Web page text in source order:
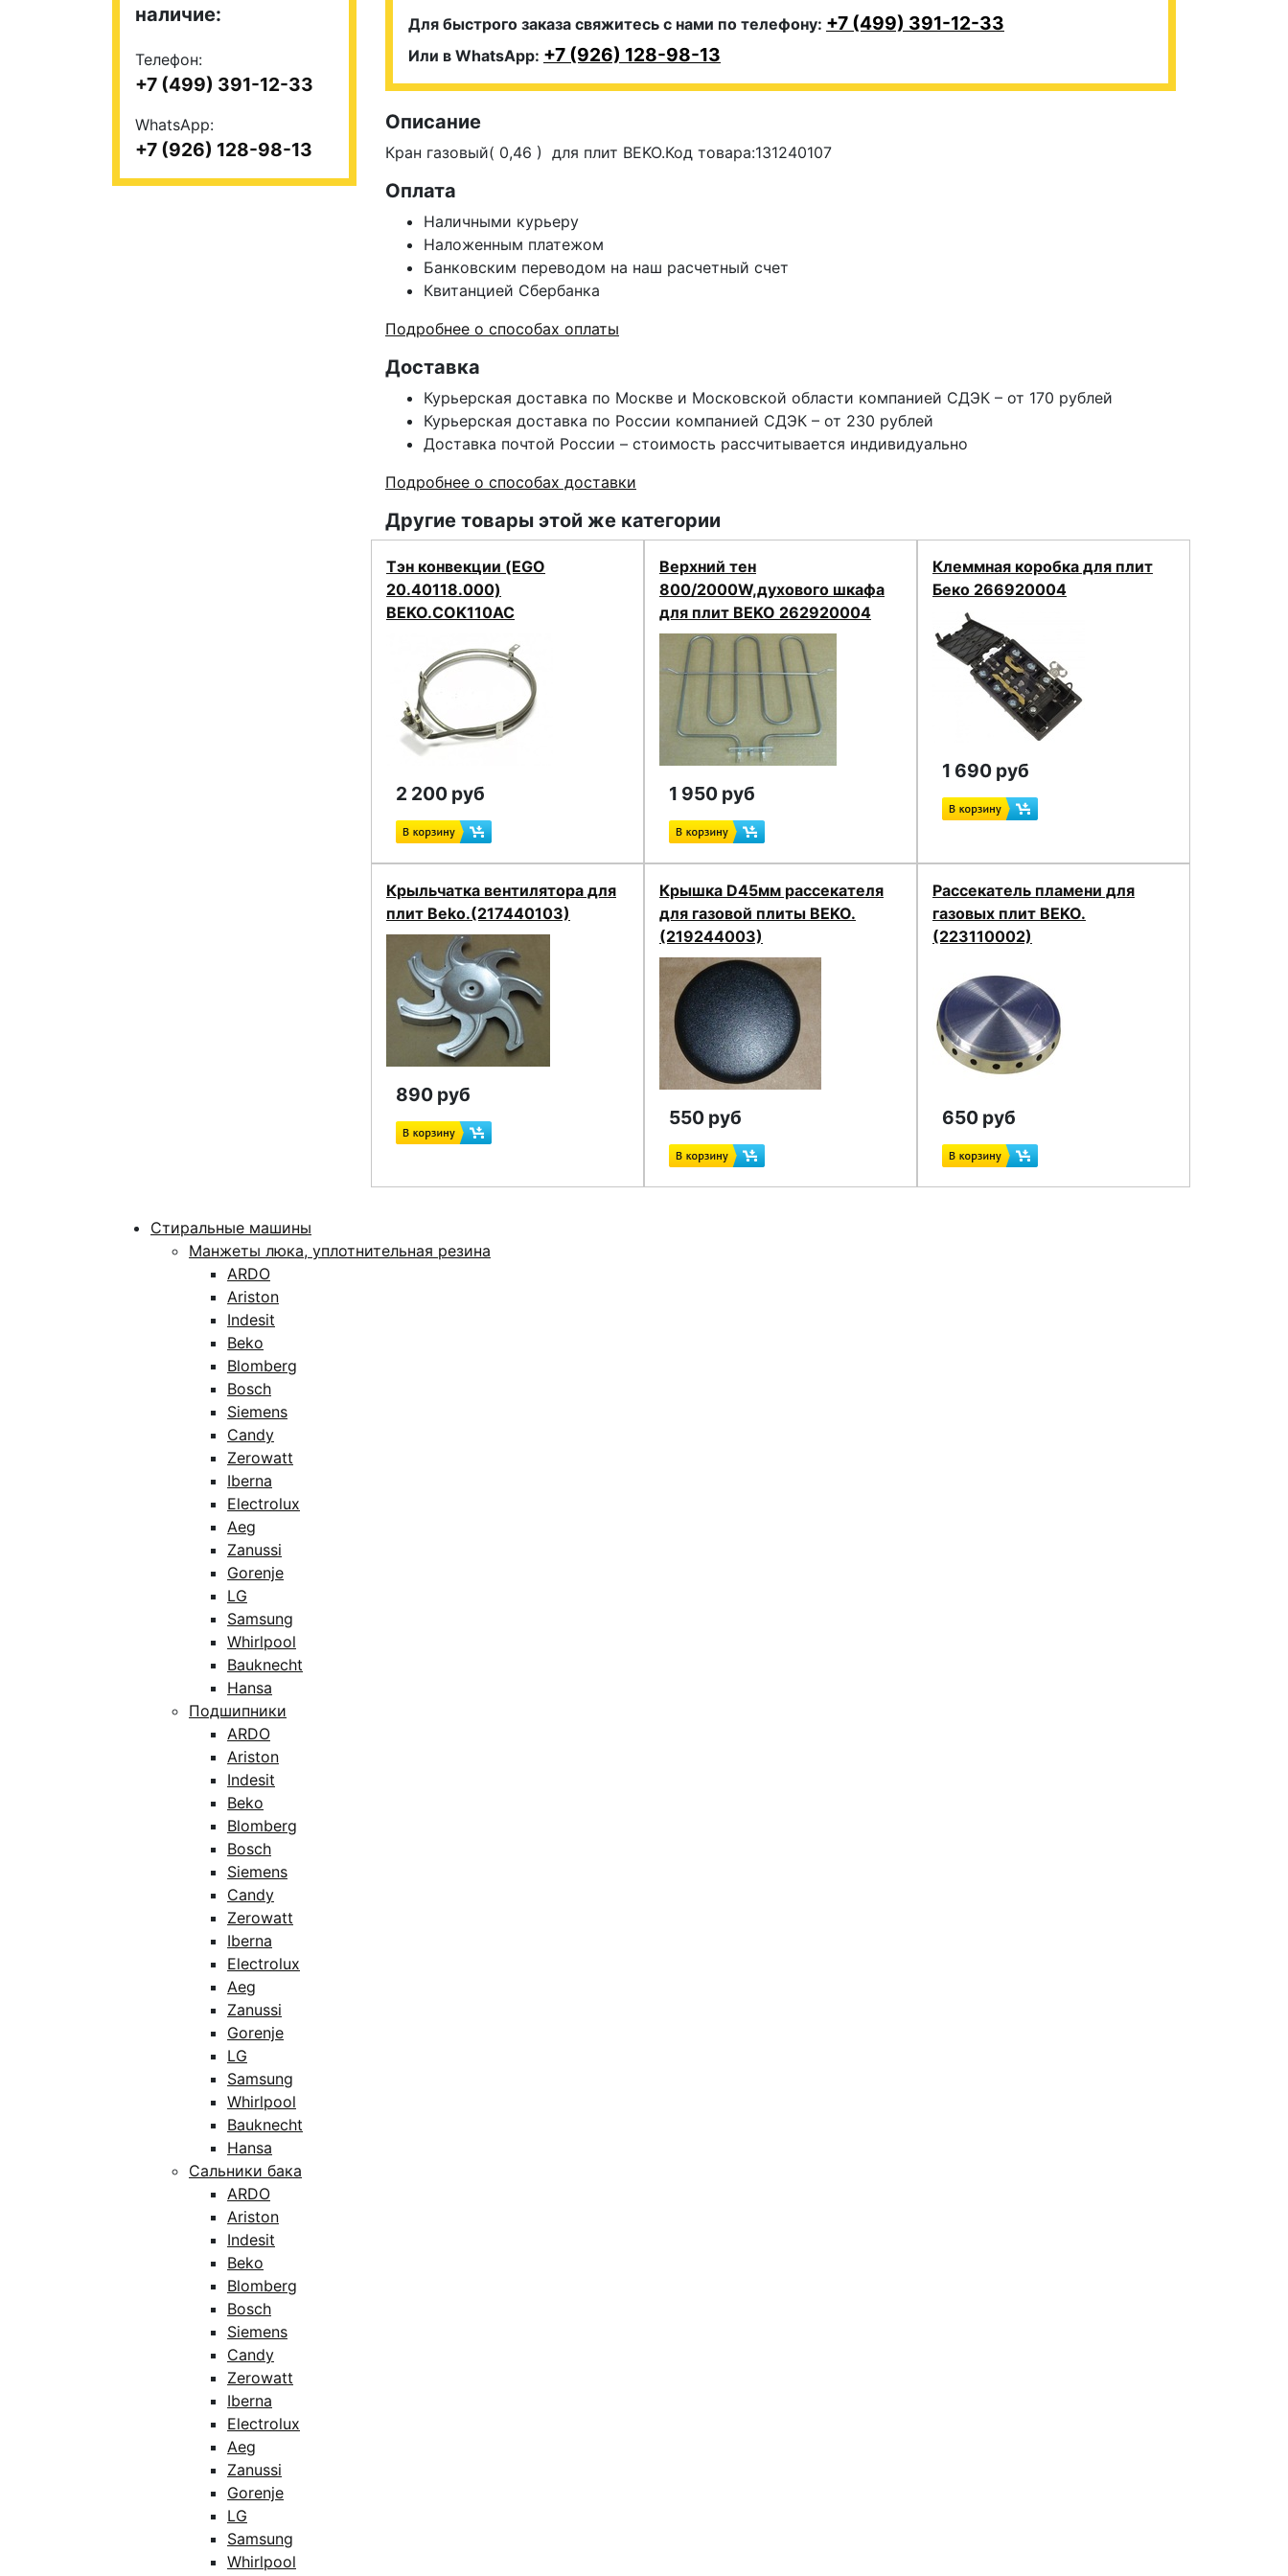
Для быстрого заказа свяжитесь с нами по телефону: +7 (499) 391-12-33
Или в WhatsApp: +7 (926) 128-98-13
Описание
Кран газовый( 0,46 ) для плит BEKO.Код товара:131240107
Оплата
Наличными курьеру
Наложенным платежом
Банковским переводом на наш расчетный счет
Квитанцией Сбербанка
Подробнее о способах оплаты
Доставка
Курьерская доставка по Москве и Московской области компанией СДЭК – от 170 рублей
Курьерская доставка по России компанией СДЭК – от 230 рублей
Доставка почтой России – стоимость рассчитывается индивидуально
Подробнее о способах доставки
Другие товары этой же категории
Тэн конвекции (EGO
20.40118.000)
BEKO.COK110AC
2 200 руб
Верхний тен
800/2000W,духового шкафа
для плит BEKO 262920004
1 950 руб
Клеммная коробка для плит
Беко 266920004
1 690 руб
Крыльчатка вентилятора для
плит Beko.(217440103)
890 руб
Крышка D45мм рассекателя
для газовой плиты BEKO.
(219244003)
550 руб
Рассекатель пламени для
газовых плит BEKO.
(223110002)
650 руб
наличие:
Телефон:
+7 (499) 391-12-33
WhatsApp:
+7 (926) 128-98-13
Стиральные машины
Манжеты люка, уплотнительная резина
ARDO
Ariston
Indesit
Beko
Blomberg
Bosch
Siemens
Candy
Zerowatt
Iberna
Electrolux
Aeg
Zanussi
Gorenje
LG
Samsung
Whirlpool
Bauknecht
Hansa
Подшипники
ARDO
Ariston
Indesit
Beko
Blomberg
Bosch
Siemens
Candy
Zerowatt
Iberna
Electrolux
Aeg
Zanussi
Gorenje
LG
Samsung
Whirlpool
Bauknecht
Hansa
Сальники бака
ARDO
Ariston
Indesit
Beko
Blomberg
Bosch
Siemens
Candy
Zerowatt
Iberna
Electrolux
Aeg
Zanussi
Gorenje
LG
Samsung
Whirlpool